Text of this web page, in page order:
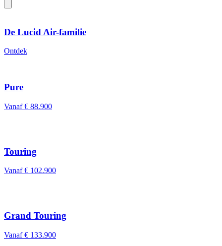
De Lucid Air-familie
Ontdek
Pure
Vanaf € 88.900
Touring
Vanaf € 102.900
Grand Touring
Vanaf € 133.900